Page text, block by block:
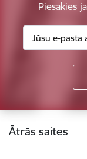
Piesakies
Kājene
Ātrās saites